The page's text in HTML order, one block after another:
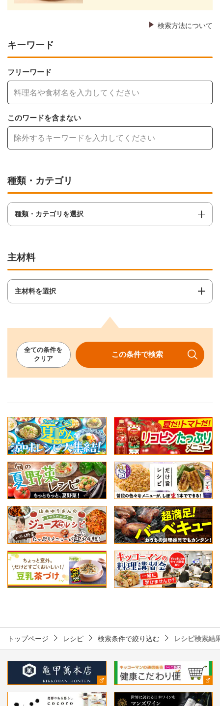
検索方法について
キーワード
フリーワード
このワードを含まない
種類・カテゴリ
種類・カテゴリを選択
主材料
主材料を選択
全ての条件を
クリア
この条件で検索
トップページ レシピ 検索条件で絞り込む レシピ検索結